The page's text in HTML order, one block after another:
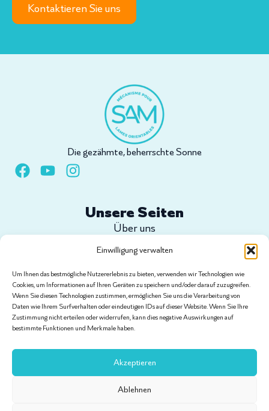
Einwilligung verwalten
Um Ihnen das bestmögliche Nutzererlebnis zu bieten, verwenden wir Technologien wie
Cookies, um Informationen auf Ihren Geräten zu speichern und/oder darauf zuzugreifen.
Wenn Sie diesen Technologien zustimmen, ermöglichen Sie uns die Verarbeitung von
Daten wie Ihrem Surfverhalten oder eindeutigen IDs auf dieser Website. Wenn Sie Ihre
Zustimmung nicht erteilen oder widerrufen, kann dies negative Auswirkungen auf
bestimmte Funktionen und Merkmale haben.
Akzeptieren
Ablehnen
Kontaktieren Sie uns
Die gezähmte, beherrschte Sonne
Unsere Seiten
Über uns
Shop
Anleitungen
Kontakt
Rechtliche Hinweise
Allgemeine Geschäftsbedingungen
Lieferbedingungen und Kundendienst
Rechtliche Hinweise